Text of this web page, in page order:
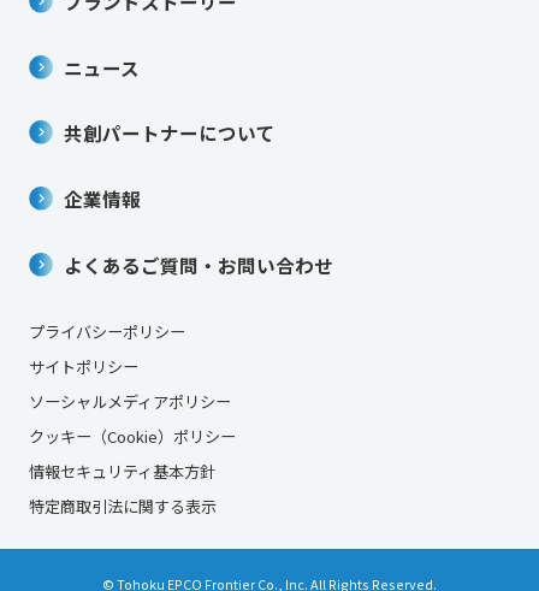
ニュース
共創パートナーについて
企業情報
よくあるご質問・お問い合わせ
プライバシーポリシー
サイトポリシー
ソーシャルメディアポリシー
クッキー（Cookie）ポリシー
情報セキュリティ基本方針
特定商取引法に関する表示
© Tohoku EPCO Frontier Co., Inc. All Rights Reserved.